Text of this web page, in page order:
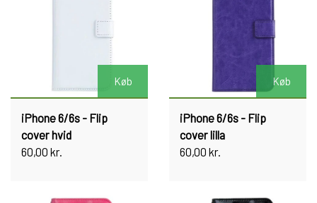
Køb
iPhone 6/6s - Flip
cover hvid
60,00 kr.
Køb
iPhone 6/6s - Flip
cover lilla
60,00 kr.